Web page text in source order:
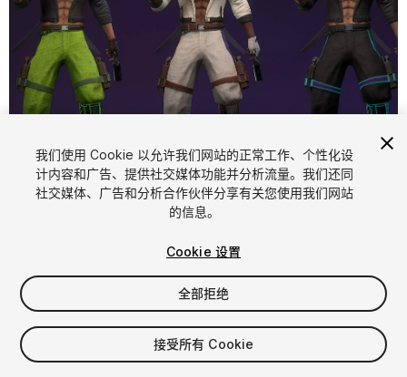
1/14
$24.99
增值税将在结算时计算
我们使用 Cookie 以允许我们网站的正常工作、个性化设
计内容和广告、提供社交媒体功能并分析流量。我们还同
社交媒体、广告和分析合作伙伴分享有关您使用我们网站
的信息。
Cookie 设置
全部拒绝
接受所有 Cookie